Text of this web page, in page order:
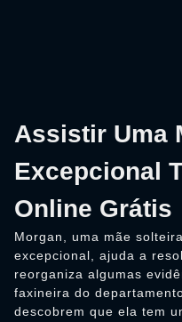
Assistir Uma
Excepcional
Online Grátis
Morgan, uma mãe
excepcional, ajuda a
reorganiza algumas
faxineira do
descobrem que ela tem